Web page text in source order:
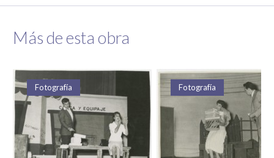
Más de esta obra
Fotografía Fotografía